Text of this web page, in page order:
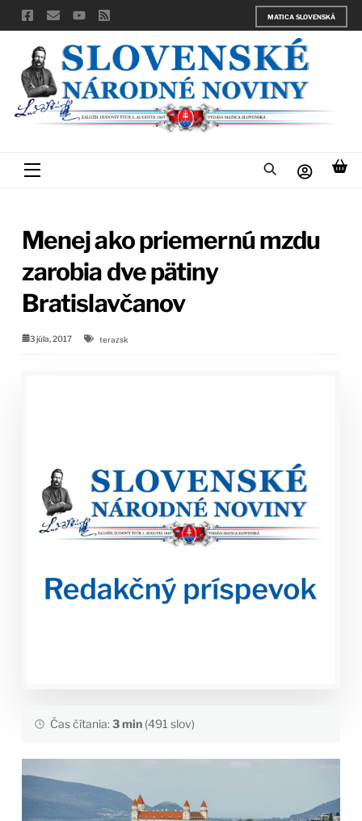
Skip
to
content
MATICA SLOVENSKÁ
Menu
Menej ako priemernú mzdu
zarobia dve pätiny
Bratislavčanov
3 júla, 2017 terazsk
Čas čítania:3 min(491 slov)